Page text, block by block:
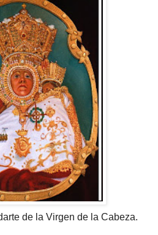
de la Virgen de la Cabeza.